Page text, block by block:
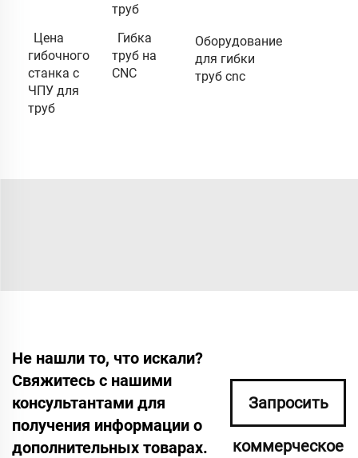
труб
Цена
гибочного
станка с
ЧПУ для
труб
Гибка
труб на
CNC
Оборудование
для гибки
труб cnc
Не нашли то, что искали?
Свяжитесь с нашими
консультантами для
получения информации о
дополнительных товарах.
Запросить
коммерческое